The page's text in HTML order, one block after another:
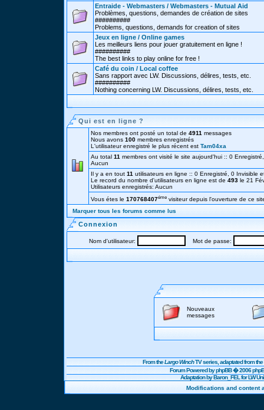
Entraide - Webmasters / Webmasters - Mutual Aid
Problèmes, questions, demandes de création de sites
##########
Problems, questions, demands for creation of sites
Jeux en ligne / Online games
Les meilleurs liens pour jouer gratuitement en ligne !
##########
The best links to play online for free !
Café du coin / Local coffee
Sans rapport avec LW. Discussions, délires, tests, etc.
##########
Nothing concerning LW. Discussions, délires, tests, etc.
Qui est en ligne ?
Nos membres ont posté un total de 4911 messages
Nous avons 100 membres enregistrés
L'utilisateur enregistré le plus récent est Tam04xa
Au total 11 membres ont visité le site aujourd'hui :: 0
Aucun
Il y a en tout 11 utilisateurs en ligne :: 0 Enregistré, 0 Invisible
Le record du nombre d'utilisateurs en ligne est de 493 le 21
Utilisateurs enregistrés: Aucun
Vous étes le 170768407éme visiteur depuis l'ouverture de ce
Marquer tous les forums comme lus
Connexion
Nom d'utilisateur: Mot de passe:
Nouveaux
messages
From theLargo WinchTV series, adaptated from
Forum Powered byphpBB� 2006
Adaptation by Baron_FEL for LW
Modifications and content